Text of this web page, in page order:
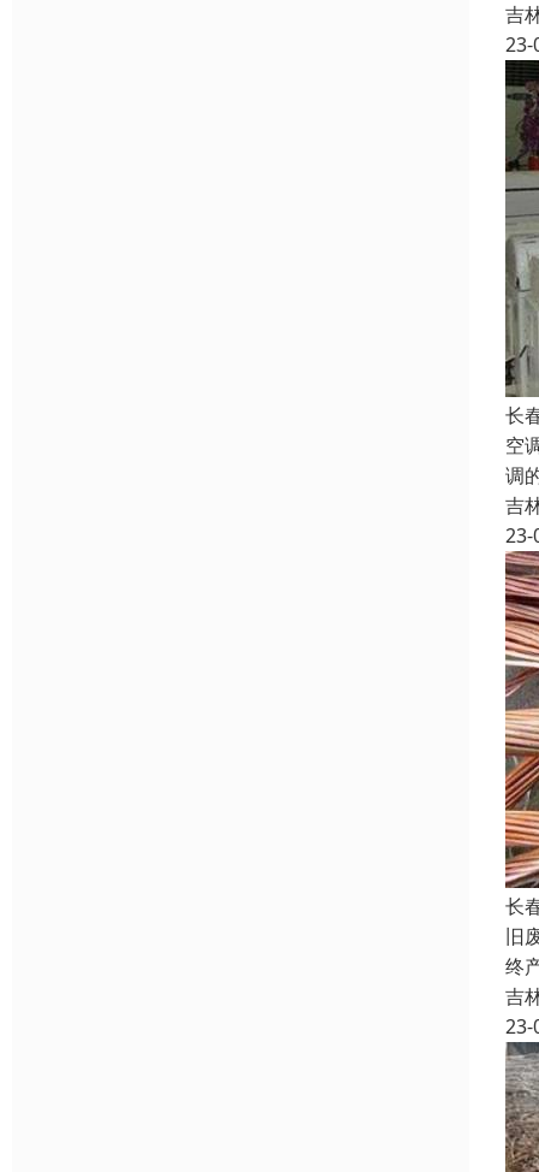
吉
23-
长
空
调
吉
23-
长
旧
终
吉
23-